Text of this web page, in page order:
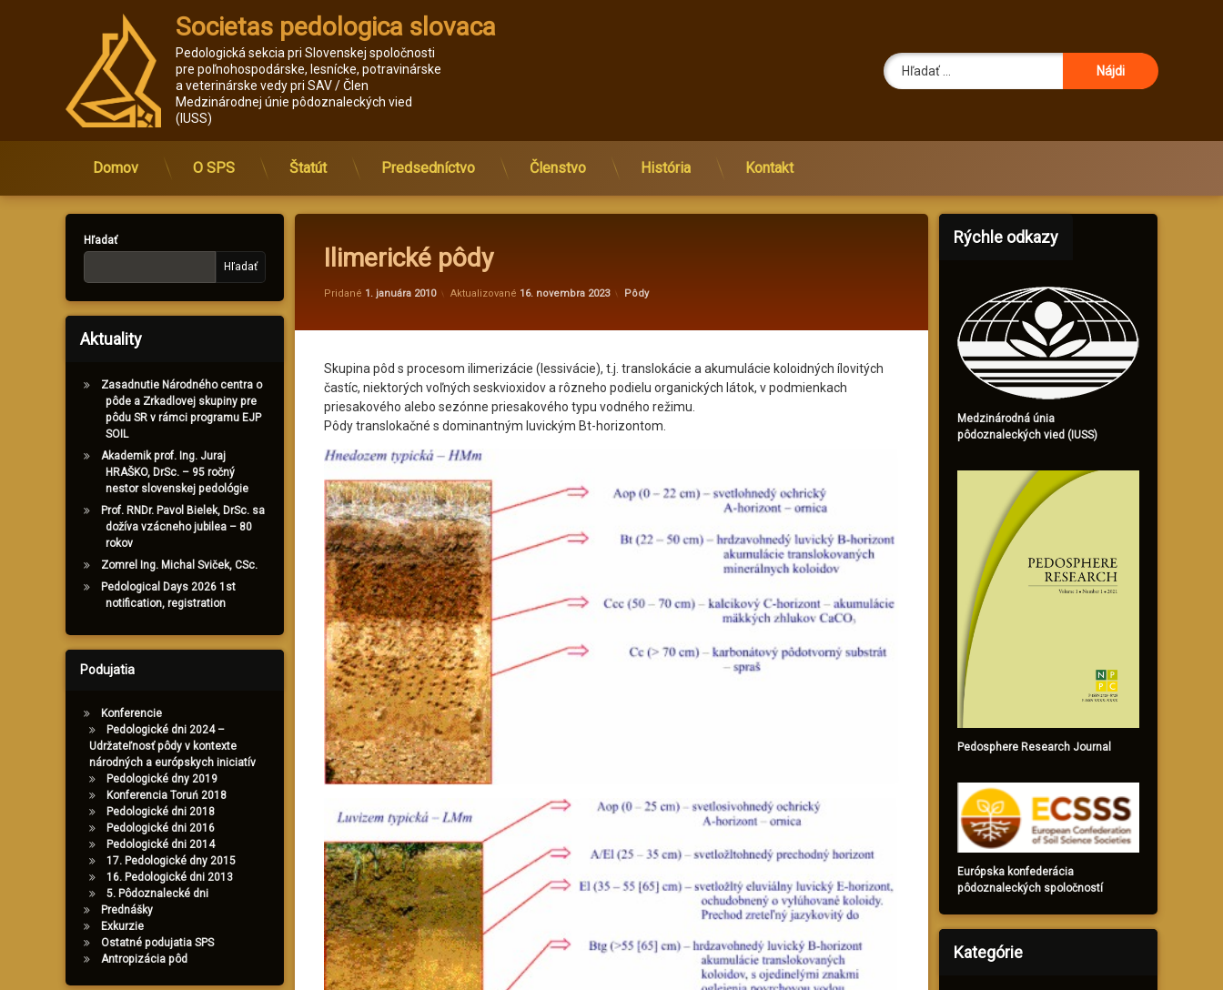
Prejsť
Societas pedologica slovaca
Pedologická sekcia pri Slovenskej spoločnosti
pre poľnohospodárske, lesnícke, potravinárske
a veterinárske vedy pri SAV / Člen
Medzinárodnej únie pôdoznaleckých vied
(IUSS)
Hľadať:
Domov O SPS Štatút Predsedníctvo Členstvo História Kontakt
Ilimerické pôdy
Pridané 1. januára 2010 Aktualizované 16. novembra 2023
od administrator@kv
Kategórie:
Pôdy
Skupina pôd s procesom ilimerizácie (lessivácie), t.j. translokácie a akumulácie koloidných ílovitých
častíc, niektorých voľných seskvioxidov a rôzneho podielu organických látok, v podmienkach
priesakového alebo sezónne priesakového typu vodného režimu.
Pôdy translokačné s dominantným luvickým Bt-horizontom.
Hľadať
Hľadať
Aktuality
Zasadnutie Národného centra o
pôde a Zrkadlovej skupiny pre
pôdu SR v rámci programu EJP
SOIL
Akademik prof. Ing. Juraj
HRAŠKO, DrSc. – 95 ročný
nestor slovenskej pedológie
Prof. RNDr. Pavol Bielek, DrSc. sa
dožíva vzácneho jubilea – 80
rokov
Zomrel Ing. Michal Sviček, CSc.
Pedological Days 2026 1st
notification, registration
Podujatia
Konferencie
Pedologické dni 2024 –
Udržateľnosť pôdy v kontexte
národných a európskych iniciatív
Pedologické dny 2019
Konferencia Toruń 2018
Pedologické dni 2018
Pedologické dni 2016
Pedologické dni 2014
17. Pedologické dny 2015
16. Pedologické dni 2013
5. Pôdoznalecké dni
Prednášky
Exkurzie
Ostatné podujatia SPS
Antropizácia pôd
Rýchle odkazy
Medzinárodná únia
pôdoznaleckých vied (IUSS)
Pedosphere Research Journal
Európska konfederácia
pôdoznaleckých spoločností
Kategórie